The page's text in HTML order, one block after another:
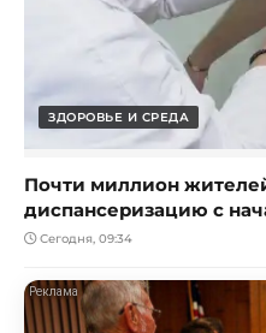
ЗДОРОВЬЕ И СРЕДА
Почти миллион
диспансеризацию с
Сегодня, 09:34